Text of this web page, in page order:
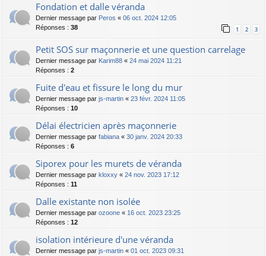
Fondation et dalle véranda
Dernier message par Peros « 06 oct. 2024 12:05
Réponses : 38 1 2 3
Petit SOS sur maçonnerie et une question carrelage
Dernier message par Karim88 « 24 mai 2024 11:21
Réponses : 2
Fuite d'eau et fissure le long du mur
Dernier message par js-martin « 23 févr. 2024 11:05
Réponses : 10
Délai électricien après maçonnerie
Dernier message par fabiana « 30 janv. 2024 20:33
Réponses : 6
Siporex pour les murets de véranda
Dernier message par kloxxy « 24 nov. 2023 17:12
Réponses : 11
Dalle existante non isolée
Dernier message par ozoone « 16 oct. 2023 23:25
Réponses : 12
isolation intérieure d'une véranda
Dernier message par js-martin « 01 oct. 2023 09:31